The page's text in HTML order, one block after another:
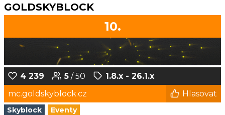
GOLDSKYBLOCK
10.
4 239 5 / 50
1.8.x - 26.1.x
mc.goldskyblock.cz
Hlasovat
Skyblock Eventy